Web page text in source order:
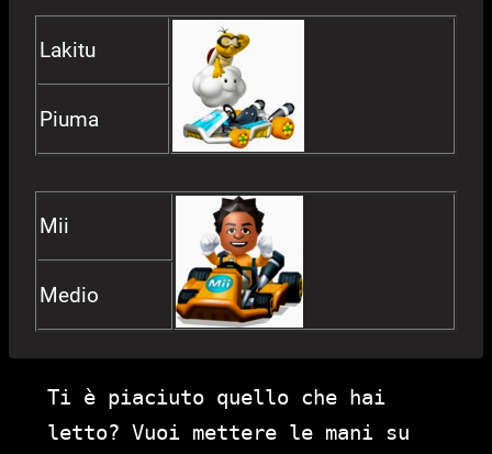
Lakitu
Piuma
Mii
Medio
Ti è piaciuto quello che hai
letto? Vuoi mettere le mani su